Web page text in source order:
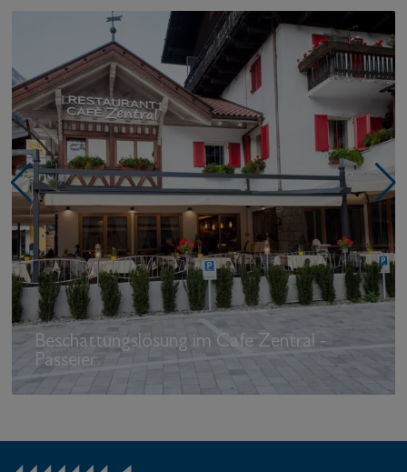
Beschattungslösung im Cafe Zentral -
Passeier